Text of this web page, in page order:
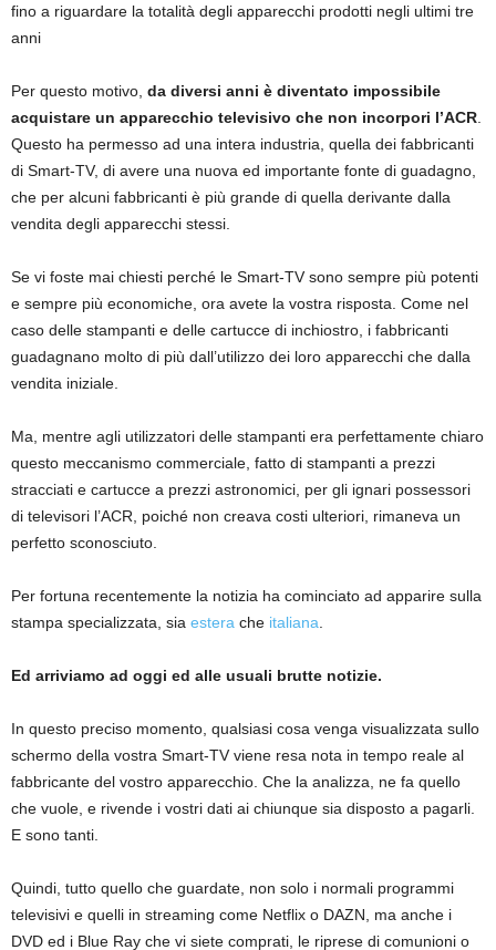
fino a riguardare la totalità degli apparecchi prodotti negli ultimi tre
anni
Per questo motivo, da diversi anni è diventato impossibile
acquistare un apparecchio televisivo che non incorpori l’ACR
Questo ha permesso ad una intera industria, quella dei fabbricanti
di Smart-TV, di avere una nuova ed importante fonte di guadagno,
che per alcuni fabbricanti è più grande di quella derivante dalla
vendita degli apparecchi stessi.
Se vi foste mai chiesti perché le Smart-TV sono sempre più potenti
e sempre più economiche, ora avete la vostra risposta. Come nel
caso delle stampanti e delle cartucce di inchiostro, i fabbricanti
guadagnano molto di più dall’utilizzo dei loro apparecchi che dalla
vendita iniziale.
Ma, mentre agli utilizzatori delle stampanti era perfettamente chiaro
questo meccanismo commerciale, fatto di stampanti a prezzi
stracciati e cartucce a prezzi astronomici, per gli ignari possessori
di televisori l’ACR, poiché non creava costi ulteriori, rimaneva un
perfetto sconosciuto.
Per fortuna recentemente la notizia ha cominciato ad apparire sulla
stampa specializzata, sia estera che italiana
Ed arriviamo ad oggi ed alle usuali brutte notizie.
In questo preciso momento, qualsiasi cosa venga visualizzata sullo
schermo della vostra Smart-TV viene resa nota in tempo reale al
fabbricante del vostro apparecchio. Che la analizza, ne fa quello
che vuole, e rivende i vostri dati ai chiunque sia disposto a pagarli.
E sono tanti.
Quindi, tutto quello che guardate, non solo i normali programmi
televisivi e quelli in streaming come Netflix o DAZN, ma anche i
DVD ed i Blue Ray che vi siete comprati, le riprese di comunioni o